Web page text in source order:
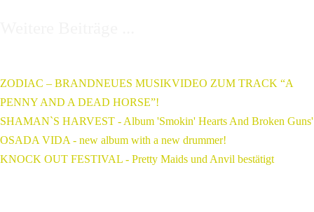
ZODIAC – BRANDNEUES MUSIKVIDEO ZUM TRACK “A
PENNY AND A DEAD HORSE”!
SHAMAN`S HARVEST - Album 'Smokin' Hearts And Broken Guns'
OSADA VIDA - new album with a new drummer!
KNOCK OUT FESTIVAL - Pretty Maids und Anvil bestätigt